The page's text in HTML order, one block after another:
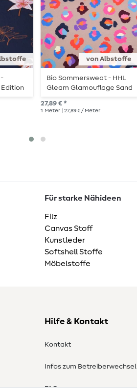
Edition
von Albstoffe
Bio Sommersweat - HHL
Gleam Glamouflage Sand
27,89 € *
1 Meter | 27,89 € / Meter
Für starke Nähideen
Filz
Canvas Stoff
Kunstleder
Softshell Stoffe
Möbelstoffe
Hilfe & Kontakt
Kontakt
Infos zum Betreiberwechsel
FAQ